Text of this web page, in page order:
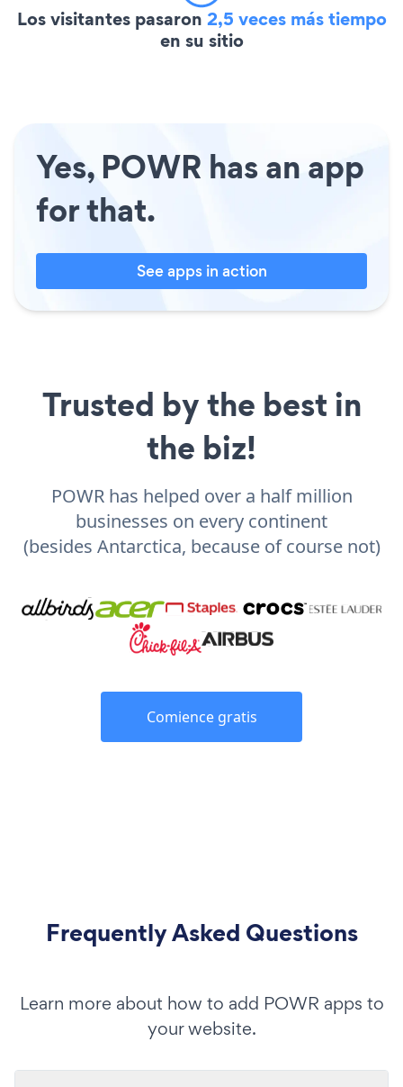
Los visitantes pasaron 2,5 veces más tiempo
en su sitio
Yes, POWR has an app
for that.
See apps in action
Trusted by the best in
the biz!
POWR has helped over a half million
businesses on every continent
(besides Antarctica, because of course not)
Comience gratis
Frequently Asked Questions
Learn more about how to add POWR apps to
your website.